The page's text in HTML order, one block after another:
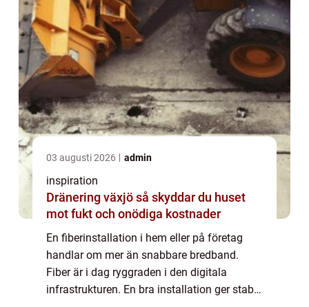
03 augusti 2026 admin
inspiration
Dränering växjö så skyddar du huset
mot fukt och onödiga kostnader
En fiberinstallation i hem eller på företag
handlar om mer än snabbare bredband.
Fiber är i dag ryggraden i den digitala
infrastrukturen. En bra installation ger stabil